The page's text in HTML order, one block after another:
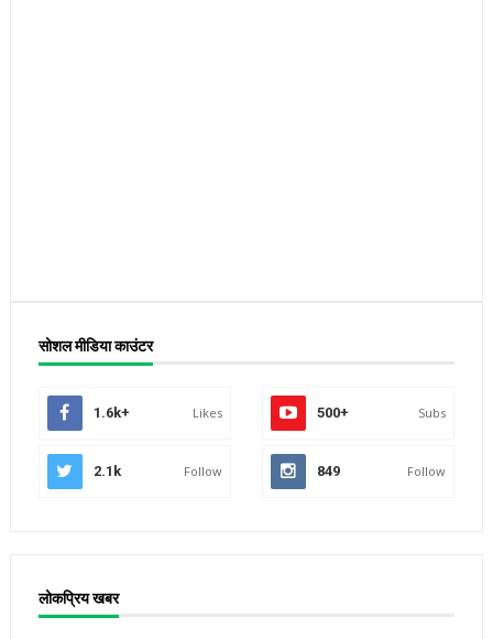
सोशल मीडिया काउंटर
1.6k+ Likes 500+ Subs
2.1k Follow 849 Follow
लोकप्रिय खबर